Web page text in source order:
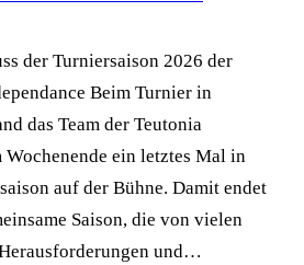
der Turniersaison 2026 der
Beim Turnier in
das Team der Teutonia
Wochenende ein letztes Mal in
auf der Bühne. Damit endet
Saison, die von vielen
und…